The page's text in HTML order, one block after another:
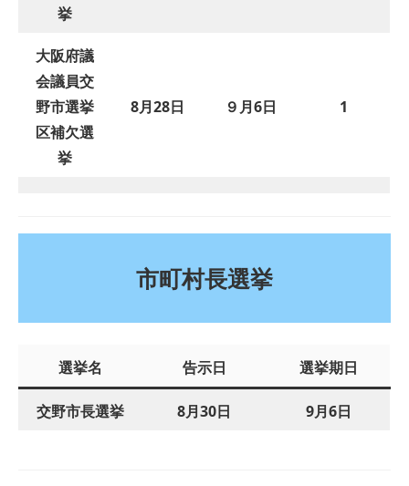
挙
大阪府議
会議員交
野市選挙
区補欠選
挙
8月28日 ９月6日 1
市町村長選挙
選挙名 告示日 選挙期日
交野市長選挙 8月30日 9月6日